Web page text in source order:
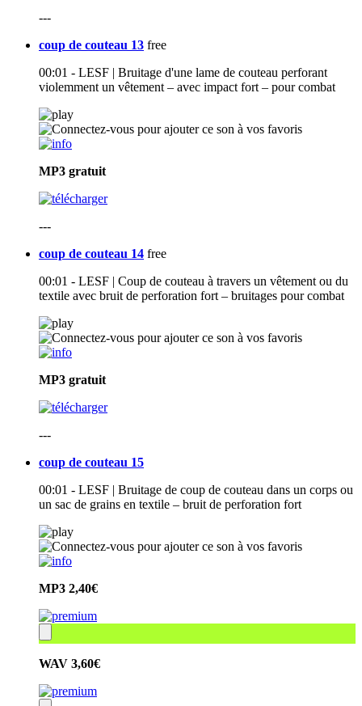
---
coup de couteau 13 free
00:01 - LESF | Bruitage d'une lame de couteau perforant
violemment un vêtement – avec impact fort – pour combat
MP3 gratuit
---
coup de couteau 14 free
00:01 - LESF | Coup de couteau à travers un vêtement ou du
textile avec bruit de perforation fort – bruitages pour combat
MP3 gratuit
---
coup de couteau 15
00:01 - LESF | Bruitage de coup de couteau dans un corps ou
un sac de grains en textile – bruit de perforation fort
MP3 2,40€
WAV 3,60€